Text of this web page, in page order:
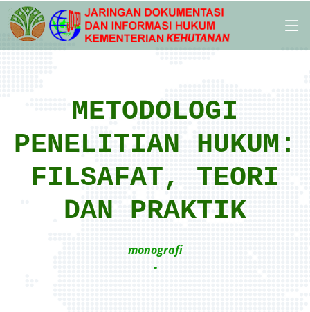
METODOLOGI
PENELITIAN HUKUM:
FILSAFAT, TEORI
DAN PRAKTIK
monografi
-